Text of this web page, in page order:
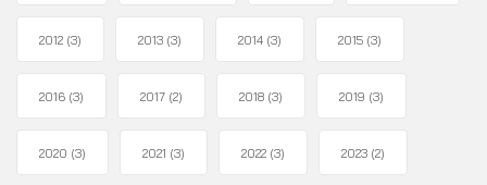
2012 (3) 2013 (3) 2014 (3) 2015 (3)
2016 (3) 2017 (2) 2018 (3) 2019 (3)
2020 (3) 2021 (3) 2022 (3) 2023 (2)